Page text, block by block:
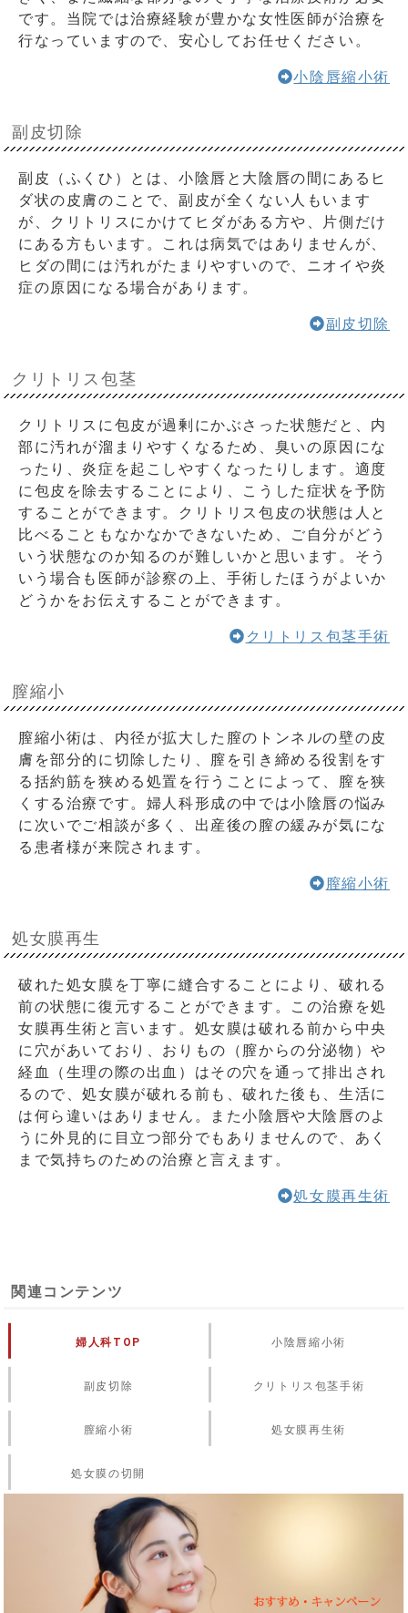
です。当院では治療経験が豊かな女性医師が治療を
行なっていますので、安心してお任せください。
小陰唇縮小術
副皮切除
副皮（ふくひ）とは、小陰唇と大陰唇の間にあるヒ
ダ状の皮膚のことで、副皮が全くない人もいます
が、クリトリスにかけてヒダがある方や、片側だけ
にある方もいます。これは病気ではありませんが、
ヒダの間には汚れがたまりやすいので、ニオイや炎
症の原因になる場合があります。
副皮切除
クリトリス包茎
クリトリスに包皮が過剰にかぶさった状態だと、内
部に汚れが溜まりやすくなるため、臭いの原因にな
ったり、炎症を起こしやすくなったりします。適度
に包皮を除去することにより、こうした症状を予防
することができます。クリトリス包皮の状態は人と
比べることもなかなかできないため、ご自分がどう
いう状態なのか知るのが難しいかと思います。そう
いう場合も医師が診察の上、手術したほうがよいか
どうかをお伝えすることができます。
クリトリス包茎手術
膣縮小
膣縮小術は、内径が拡大した膣のトンネルの壁の皮
膚を部分的に切除したり、膣を引き締める役割をす
る括約筋を狭める処置を行うことによって、膣を狭
くする治療です。婦人科形成の中では小陰唇の悩み
に次いでご相談が多く、出産後の膣の緩みが気にな
る患者様が来院されます。
膣縮小術
処女膜再生
破れた処女膜を丁寧に縫合することにより、破れる
前の状態に復元することができます。この治療を処
女膜再生術と言います。処女膜は破れる前から中央
に穴があいており、おりもの（膣からの分泌物）や
経血（生理の際の出血）はその穴を通って排出され
るので、処女膜が破れる前も、破れた後も、生活に
は何ら違いはありません。また小陰唇や大陰唇のよ
うに外見的に目立つ部分でもありませんので、あく
まで気持ちのための治療と言えます。
処女膜再生術
関連コンテンツ
婦人科TOP 小陰唇縮小術
副皮切除 クリトリス包茎手術
膣縮小術 処女膜再生術
処女膜の切開